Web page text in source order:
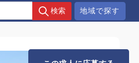
地域で探す